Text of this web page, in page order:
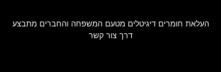
העלאת חומרים דיגיטלים מטעם המשפחה והחברים מתבצע
דרך צור קשר